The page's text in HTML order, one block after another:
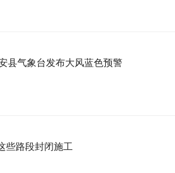
县气象台发布大风蓝色预警
些路段封闭施工